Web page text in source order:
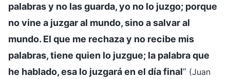
palabras y no las guarda, yo no lo juzgo; porque
no vine a juzgar al mundo, sino a salvar al
mundo. El que me rechaza y no recibe mis
palabras, tiene quien lo juzgue; la palabra que
he hablado, esa lo juzgará en el día final” (Juan